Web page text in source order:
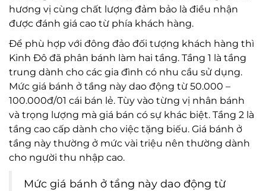
hương vị cùng chất lượng đảm bảo là điều nhận
được đánh giá cao từ phía khách hàng.
Để phù hợp với đông đảo đối tượng khách hàng thì
Kinh Đô đã phân bánh làm hai tầng. Tầng 1 là tầng
trung dành cho các gia đình có nhu cầu sử dụng.
Mức giá bánh ở tầng này dao động từ 50.000 –
100.000đ/01 cái bán lẻ. Tùy vào từng vị nhân bánh
và trọng lượng mà giá bán có sự khác biệt. Tầng 2 là
tầng cao cấp dành cho việc tặng biếu. Giá bánh ở
tầng này thường ở mức vài triệu nên thường dành
cho người thu nhập cao.
Mức giá bánh ở tầng này dao động từ